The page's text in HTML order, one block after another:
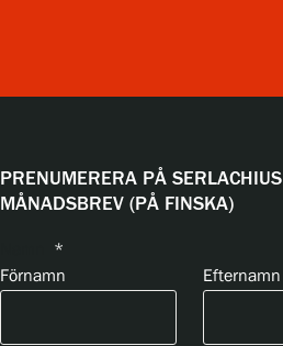
PRENUMERERA PÅ SERLACHIUS
MÅNADSBREV (PÅ FINSKA)
*
Förnamn
Efternamn